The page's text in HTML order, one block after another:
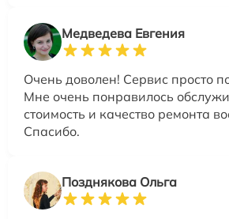
Медведева Евгения
Очень доволен! Сервис просто
Мне очень понравилось
стоимость и качество ремонта
Спасибо.
Позднякова Ольга